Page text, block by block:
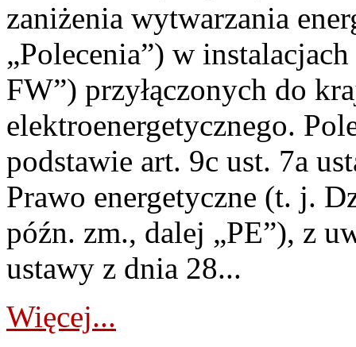
zaniżenia wytwarzania
„Polecenia”) w
FW”) przyłączonych do
elektroenergetycznego.
podstawie art. 9c ust. 7a
Prawo energetyczne (t. j.
późn. zm., dalej „PE”), z
ustawy z dnia 28...
Więcej...